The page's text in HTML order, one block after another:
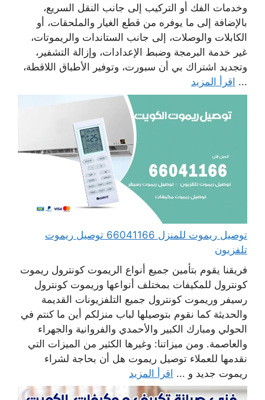
وخدمات الفك أو التركيب إلى جانب النقل السريع،
بالإضافة إلى ما يوفره من قطع الغيار والملحقات، أو
الكابلات والوصلات، إلى جانب الستاندات والريموتات،
غير خدمة البرمجة وضبط الإعدادات، وإزالة التشفير،
وتجديد اشتراك بي أن سبورت، وتوفير الأطباق اللاقطة،
... اقرأ المزيد
توصيل ريموت للمنزل 66041166 توصيل ريموت
تلفزيون
فريقنا يقوم بتأمين جميع أنواع الريموت كونترول ريموت
كونترول للمكيفات بمختلف أنواعها وريموت كونترول
رسيفر وريموت كونترول جميع التلفزيونات القديمة
والحديثة كما نقوم بتوصيلها لباب منزلكم أين ما كنتم في
الحولي ومبارك الكبير والأحمدي والفروانية والجهراء
والعاصمة. ومن ميزاتنا: وغيرها الكثير من الميزات التي
نقدمها للعملاء توصيل ريموت هل أن بحاجة لشراء
ريموت جديد و ... اقرأ المزيد